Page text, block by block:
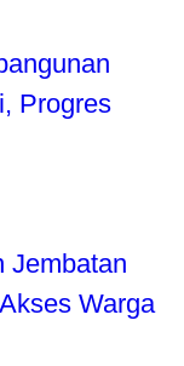
Progres
Jembatan
Warga